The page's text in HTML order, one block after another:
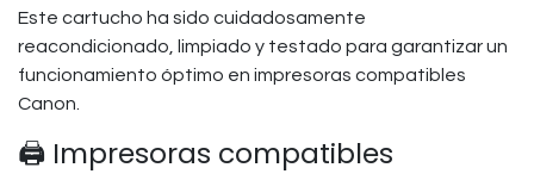
Este cartucho ha sido cuidadosamente
reacondicionado, limpiado y testado para garantizar un
funcionamiento óptimo en impresoras compatibles
Canon.
🖨️ Impresoras compatibles